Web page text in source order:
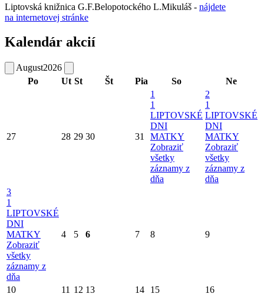
Liptovská knižnica G.F.Belopotockého L.Mikuláš - nájdete
na internetovej stránke
Kalendár akcií
August2026
Po
Ut St Št Pia So Ne
27 28 29 30 31
1
1
LIPTOVSKÉ
DNI
MATKY
Zobraziť
všetky
záznamy z
dňa
2
1
LIPTOVSKÉ
DNI
MATKY
Zobraziť
všetky
záznamy z
dňa
3
1
LIPTOVSKÉ
DNI
MATKY
Zobraziť
všetky
záznamy z
dňa
4 5 6 7 8 9
10 11 12 13 14 15 16